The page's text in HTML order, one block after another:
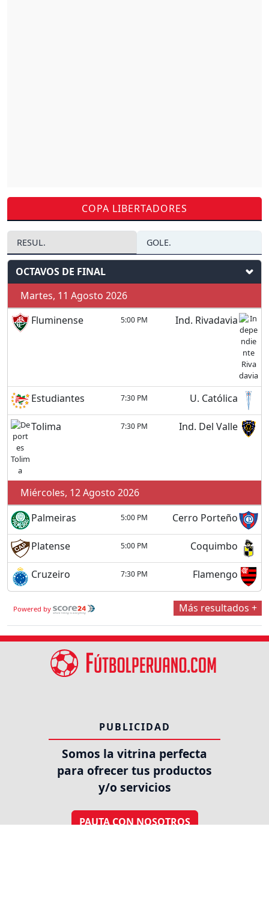
COPA LIBERTADORES
RESUL. GOLE.
OCTAVOS DE FINAL
Martes, 11 Agosto 2026
Fluminense
5:00 PM Ind. Rivadavia
Estudiantes 7:30 PM U. Católica
Tolima 7:30 PM Ind. Del Valle
Miércoles, 12 Agosto 2026
Palmeiras
5:00 PM Cerro Porteño
Platense 5:00 PM Coquimbo
Cruzeiro 7:30 PM Flamengo
Powered by Más resultados +
PUBLICIDAD
Somos la vitrina perfecta
para ofrecer tus productos
y/o servicios
PAUTA CON NOSOTROS